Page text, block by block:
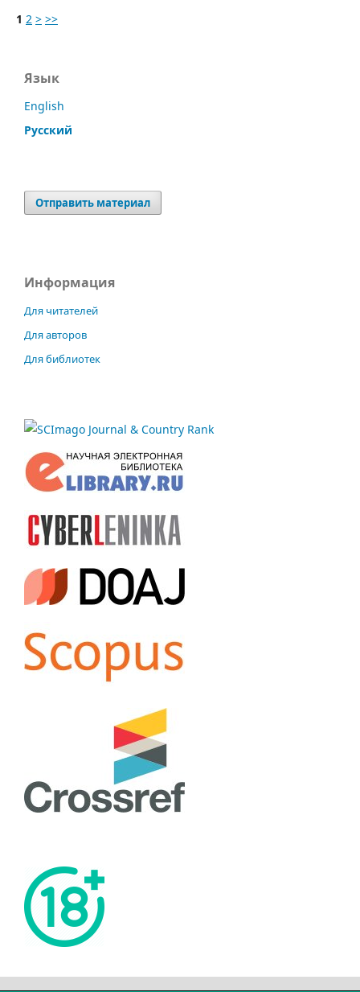
1 2 > >>
Язык
English
Русский
Отправить материал
Информация
Для читателей
Для авторов
Для библиотек